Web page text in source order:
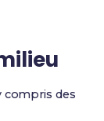
compris des